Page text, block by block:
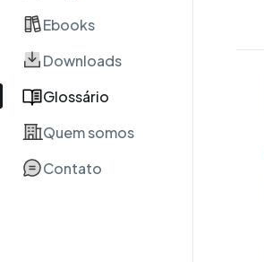
Ebooks
Downloads
Glossário
Quem somos
Contato